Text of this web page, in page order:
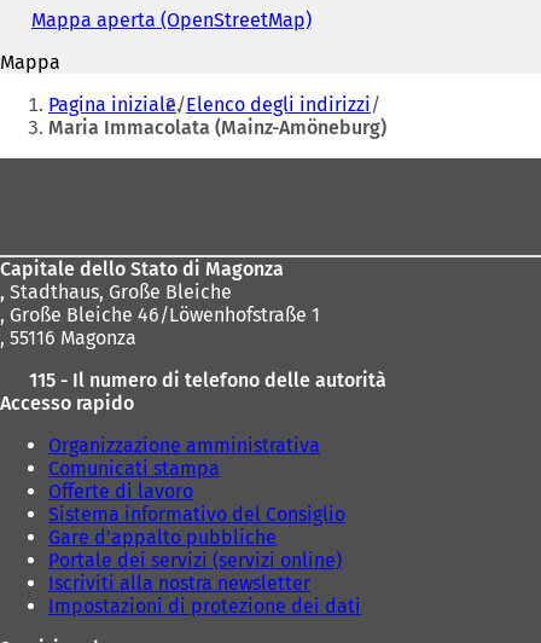
Mappa aperta (OpenStreetMap)(
p
r
e
n
u
a
h
a
)
Mappa
Siete
qui:
Pagina iniziale Elenco degli indirizzi
Maria Immacolata (Mainz-Amöneburg)
Capitale dello Stato di Magonza
, Stadthaus, Große Bleiche
, Große Bleiche 46/Löwenhofstraße 1
, 55116 Magonza
115 - Il numero di telefono delle autorità
Accesso rapido
Organizzazione amministrativa
Comunicati stampa
Offerte di lavoro
Sistema informativo del Consiglio
Gare d'appalto pubbliche
Portale dei servizi (servizi online)
Iscriviti alla nostra newsletter
Impostazioni di protezione dei dati